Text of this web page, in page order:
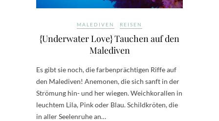
MALEDIVEN REISEN
{Underwater Love} Tauchen auf den
Malediven
Es gibt sie noch, die farbenprächtigen Riffe auf
den Malediven! Anemonen, die sich sanft in der
Strömung hin- und her wiegen. Weichkorallen in
leuchtem Lila, Pink oder Blau. Schildkröten, die
in aller Seelenruhe an…